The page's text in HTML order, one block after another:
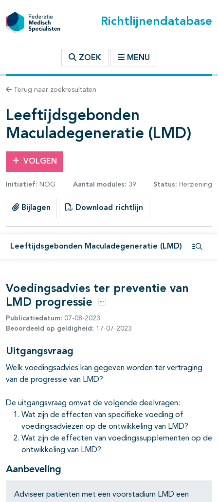
Richtlijnendatabase
ZOEK MENU
Terug naar zoekresultaten
Leeftijdsgebonden
Maculadegeneratie (LMD)
VOLGEN
Initiatief: NOG Aantal modules: 39 Status: Herziening
Bijlagen Download richtlijn
Leeftijdsgebonden Maculadegeneratie (LMD)
openklappen
open- en dichtklappen
open- en dichtklappen
open- en dichtklappen
Voedingsadvies ter preventie van
LMD progressie
Opties
Publicatiedatum: 07-08-2023
Beoordeeld op geldigheid: 17-07-2023
Uitgangsvraag
Welk voedingsadvies kan gegeven worden ter vertraging
van de progressie van LMD?
De uitgangsvraag omvat de volgende deelvragen:
Wat zijn de effecten van specifieke voeding of
voedingsadviezen op de ontwikkeling van LMD?
Wat zijn de effecten van voedingssupplementen op de
ontwikkeling van LMD?
Aanbeveling
Adviseer patiënten met een voorstadium LMD een